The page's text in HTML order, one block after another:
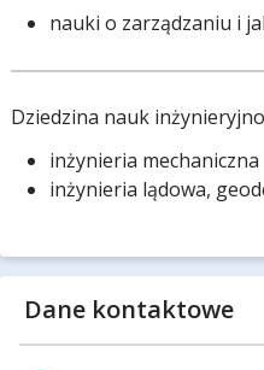
nauki o zarządzaniu i
Dziedzina nauk
inżynieria mechaniczna
inżynieria lądowa,
Dane kontaktowe